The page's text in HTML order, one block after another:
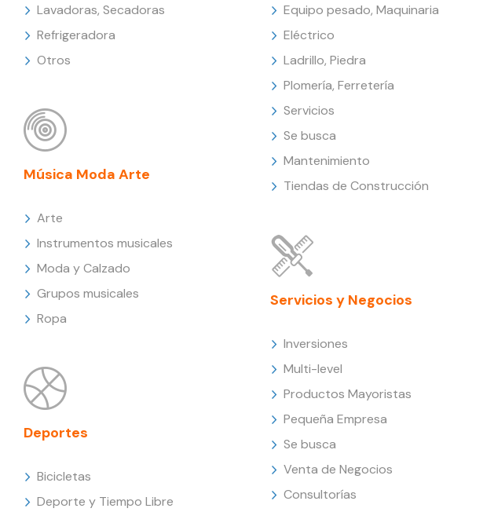
Lavadoras, Secadoras
Refrigeradora
Otros
Música Moda Arte
Arte
Instrumentos musicales
Moda y Calzado
Grupos musicales
Ropa
Deportes
Bicicletas
Deporte y Tiempo Libre
Equipo pesado, Maquinaria
Eléctrico
Ladrillo, Piedra
Plomería, Ferretería
Servicios
Se busca
Mantenimiento
Tiendas de Construcción
Servicios y Negocios
Inversiones
Multi-level
Productos Mayoristas
Pequeña Empresa
Se busca
Venta de Negocios
Consultorías